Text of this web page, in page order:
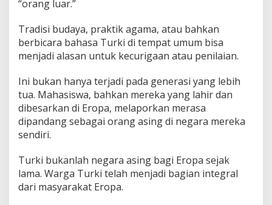
“orang luar.”
Tradisi budaya, praktik agama, atau bahkan
berbicara bahasa Turki di tempat umum bisa
menjadi alasan untuk kecurigaan atau penilaian.
Ini bukan hanya terjadi pada generasi yang lebih
tua. Mahasiswa, bahkan mereka yang lahir dan
dibesarkan di Eropa, melaporkan merasa
dipandang sebagai orang asing di negara mereka
sendiri.
Turki bukanlah negara asing bagi Eropa sejak
lama. Warga Turki telah menjadi bagian integral
dari masyarakat Eropa.